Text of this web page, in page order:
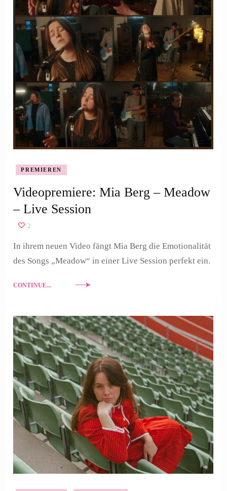
PREMIEREN
Videopremiere: Mia Berg – Meadow
– Live Session
2
In ihrem neuen Video fängt Mia Berg die Emotionalität
des Songs „Meadow“ in einer Live Session perfekt ein.
CONTINUE...